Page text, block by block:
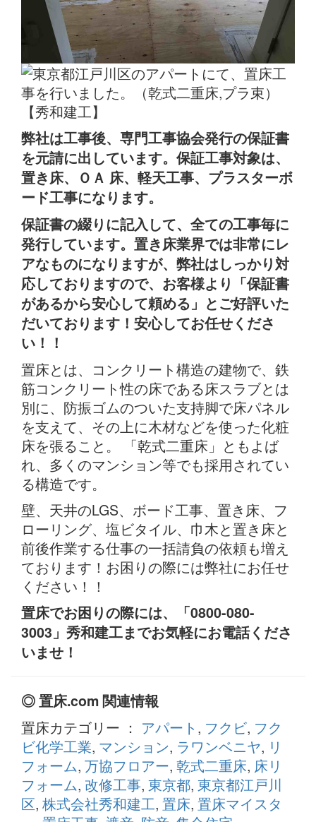
弊社は工事後、専門工事協会発行の保証書
を元請に出しています。保証工事対象は、
置き床、ＯＡ 床、軽天工事、プラスターボ
ード工事になります。
保証書の綴りに記入して、全ての工事毎に
発行しています。置き床業界では非常にレ
アなものになりますが、弊社はしっかり対
応しておりますので、お客様より「保証書
があるから安心して頼める」とご好評いた
だいております！安心してお任せくださ
い！！
置床とは、コンクリート構造の建物で、鉄
筋コンクリート性の床である床スラブとは
別に、防振ゴムのついた支持脚で床パネル
を支えて、その上に木材などを使った化粧
床を張ること。 「乾式二重床」ともよば
れ、多くのマンション等でも採用されてい
る構造です。
壁、天井のLGS、ボード工事、置き床、フ
ローリング、塩ビタイル、巾木と置き床と
前後作業する仕事の一括請負の依頼も増え
ております！お困りの際には弊社にお任せ
ください！！
置床でお困りの際には、「0800-080-
3003」秀和建工までお気軽にお電話くださ
いませ！
◎ 置床.com 関連情報
置床カテゴリー ： アパート , フクビ, フク
ビ化学工業, マンション, ラワンベニヤ, リ
フォーム, 万協フロアー, 乾式二重床, 床リ
フォーム, 改修工事, 東京都, 東京都江戸川
区, 株式会社秀和建工, 置床, 置床マイスタ